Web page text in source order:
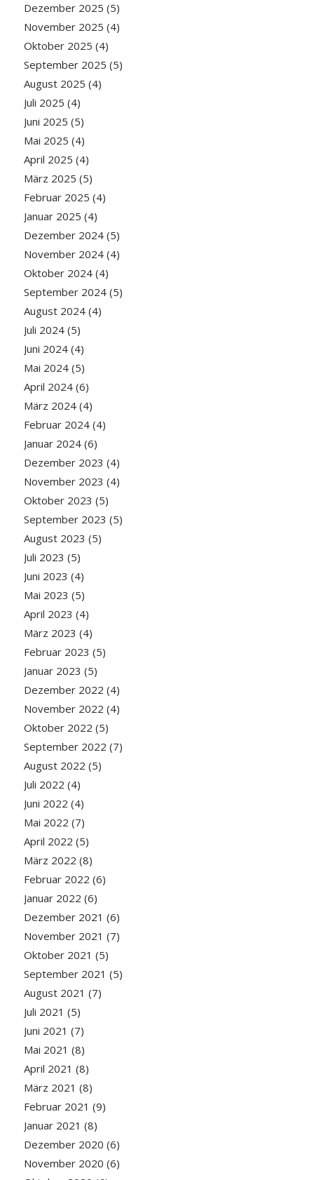
Dezember 2025 (5)
November 2025 (4)
Oktober 2025 (4)
September 2025 (5)
August 2025 (4)
Juli 2025 (4)
Juni 2025 (5)
Mai 2025 (4)
April 2025 (4)
März 2025 (5)
Februar 2025 (4)
Januar 2025 (4)
Dezember 2024(5)
November 2024(4)
Oktober 2024(4)
September 2024(5)
August 2024(4)
Juli 2024(5)
Juni 2024(4)
Mai 2024(5)
April 2024(6)
März 2024(4)
Februar 2024(4)
Januar 2024(6)
Dezember 2023 (4)
November 2023 (4)
Oktober 2023 (5)
September 2023 (5)
August 2023 (5)
Juli 2023 (5)
Juni 2023 (4)
Mai 2023 (5)
April 2023 (4)
März 2023 (4)
Februar 2023 (5)
Januar 2023 (5)
Dezember 2022 (4)
November 2022 (4)
Oktober 2022 (5)
September 2022 (7)
August 2022 (5)
Juli 2022 (4)
Juni 2022 (4)
Mai 2022 (7)
April 2022 (5)
März 2022 (8)
Februar 2022 (6)
Januar 2022 (6)
Dezember 2021 (6)
November 2021 (7)
Oktober 2021 (5)
September 2021 (5)
August 2021 (7)
Juli 2021 (5)
Juni 2021 (7)
Mai 2021 (8)
April 2021 (8)
März 2021 (8)
Februar 2021 (9)
Januar 2021 (8)
Dezember 2020 (6)
November 2020 (6)